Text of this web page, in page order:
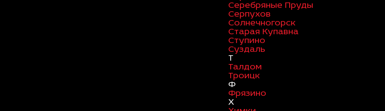
Серебряные Пруды
Серпухов
Солнечногорск
Старая Купавна
Ступино
Суздаль
Т
Талдом
Троицк
Ф
Фрязино
Х